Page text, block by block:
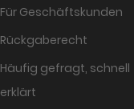
Für Geschäftskunden
Rückgaberecht
Häufig gefragt, schnell
erklärt